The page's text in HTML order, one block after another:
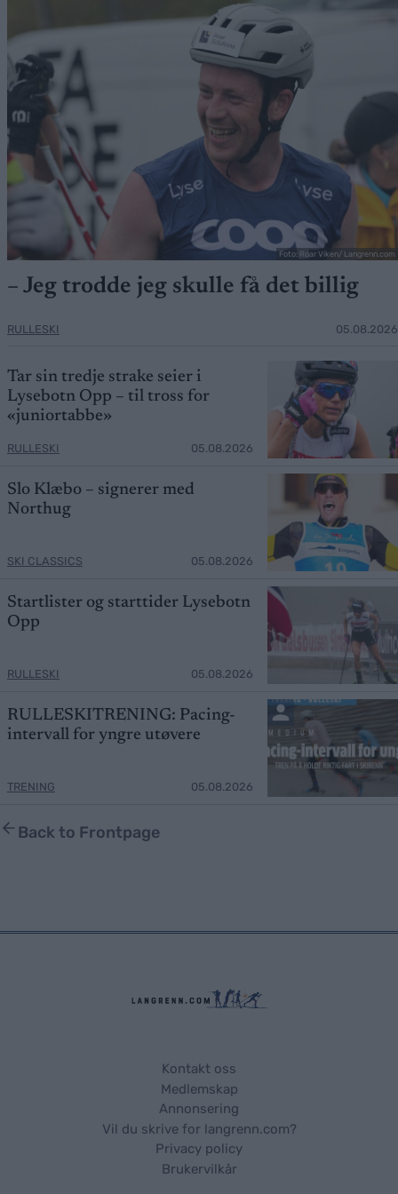
Foto: Roar Viken/ Langrenn.com
– Jeg trodde jeg skulle få det billig
RULLESKI 05.08.2026
Tar sin tredje strake seier i
Lysebotn Opp – til tross for
«juniortabbe»
RULLESKI 05.08.2026
Slo Klæbo – signerer med
Northug
SKI CLASSICS 05.08.2026
Startlister og starttider Lysebotn
Opp
RULLESKI 05.08.2026
RULLESKITRENING: Pacing-
intervall for yngre utøvere
TRENING 05.08.2026
Back to Frontpage
Kontakt oss
Medlemskap
Annonsering
Vil du skrive for langrenn.com?
Privacy policy
Brukervilkår